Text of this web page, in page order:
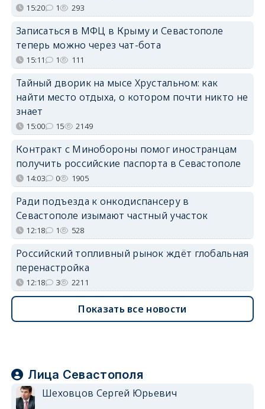
15:20 1 293
Записаться в МФЦ в Крыму и Севастополе
теперь можно через чат-бота
15:11 1 111
Тайный дворик на мысе Хрустальном: как
найти место отдыха, о котором почти никто не
знает
15:00 15 2149
Контракт с Минобороны помог иностранцам
получить российские паспорта в Севастополе
14:03 0 1905
Ради подъезда к онкодиспансеру в
Севастополе изымают частный участок
12:18 1 528
Российский топливный рынок ждёт глобальная
перенастройка
12:18 3 2211
Показать все новости
Лица Севастополя
Шеховцов Сергей Юрьевич